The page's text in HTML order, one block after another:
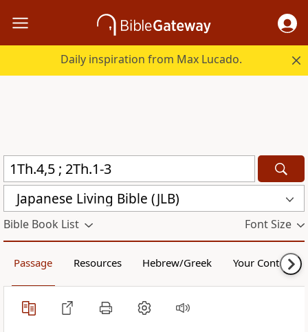
Daily inspiration from Max Lucado.
Japanese Living Bible (JLB)
Bible Book List Font Size
Passage Resources Hebrew/Greek Your Content